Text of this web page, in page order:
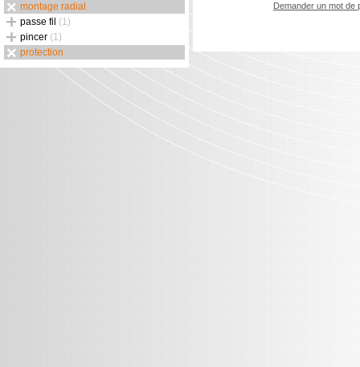
montage radial
passe fil (1)
pincer (1)
protection
Demander un mot de